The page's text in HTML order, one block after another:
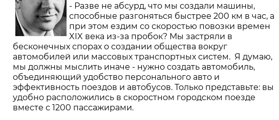
- Разве не абсурд, что мы создали машины,
способные разгоняться быстрее 200 км в час, а
при этом ездим со скоростью повозки времен
XIX века из-за пробок? Мы застряли в
бесконечных спорах о создании общества вокруг
автомобилей или массовых транспортных систем. Я думаю,
мы должны мыслить иначе - нужно создать автомобиль,
объединяющий удобство персонального авто и
эффективность поездов и автобусов. Только представьте: вы
удобно расположились в скоростном городском поезде
вместе с 1200 пассажирами.